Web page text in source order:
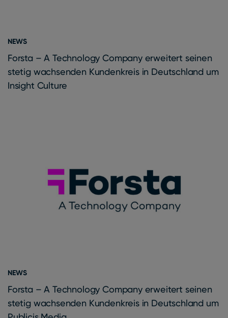
NEWS
Forsta – A Technology Company erweitert seinen
stetig wachsenden Kundenkreis in Deutschland um
Insight Culture
NEWS
Forsta – A Technology Company erweitert seinen
stetig wachsenden Kundenkreis in Deutschland um